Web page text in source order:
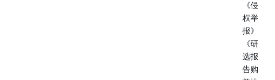
《侵
权举
报》
《研
选报
告购